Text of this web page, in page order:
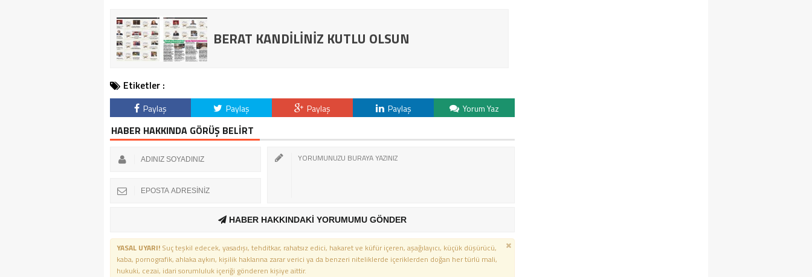
BERAT KANDİLİNİZ KUTLU OLSUN
Etiketler :
Paylaş Paylaş Paylaş Paylaş Yorum Yaz
HABER HAKKINDA GÖRÜŞ BELİRT
HABER HAKKINDAKİ YORUMUMU GÖNDER
YASAL UYARI! Suç teşkil edecek, yasadışı, tehditkar, rahatsız edici, hakaret ve küfür içeren, aşağılayıcı, küçük düşürücü,
kaba, pornografik, ahlaka aykırı, kişilik haklarına zarar verici ya da benzeri niteliklerde içeriklerden doğan her türlü mali,
hukuki, cezai, idari sorumluluk içeriği gönderen kişiye aittir.